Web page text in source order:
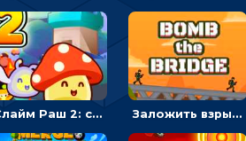
Слайм Раш 2: ставить оборону, чтобы побеждать захватчиков - для мальчиков Заложить взрывчатку, чтобы подорвать мост – военная стратегия